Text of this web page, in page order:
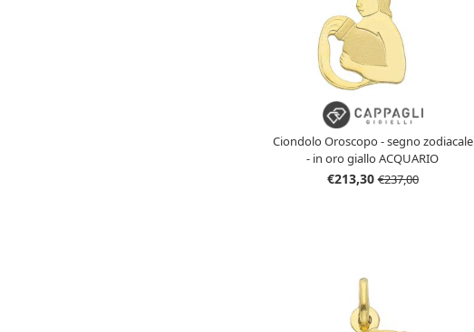
Ciondolo Oroscopo - segno zodiacale
- in oro giallo ACQUARIO
€213,30€237,00